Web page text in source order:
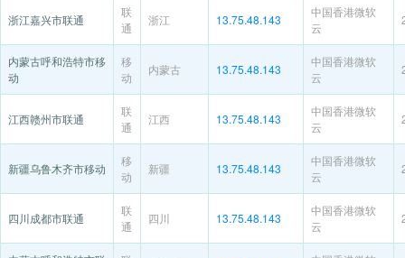
浙江嘉兴市联通
联
通
浙江 13.75.48.143
中国香港微软
云
内蒙古呼和浩特市移
动
移
动
内蒙古 13.75.48.143
中国香港微软
云
江西赣州市联通
联
通
江西 13.75.48.143
中国香港微软
云
新疆乌鲁木齐市移动
移
动
新疆 13.75.48.143
中国香港微软
云
四川成都市联通
联
通
四川 13.75.48.143
中国香港微软
云